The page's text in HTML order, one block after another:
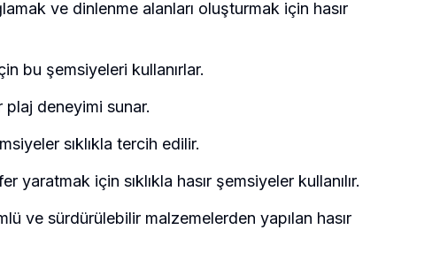
ve dinlenme alanları oluşturmak için hasır
bu şemsiyeleri kullanırlar.
plaj deneyimi sunar.
sıklıkla tercih edilir.
için sıklıkla hasır şemsiyeler kullanılır.
ve sürdürülebilir malzemelerden yapılan hasır